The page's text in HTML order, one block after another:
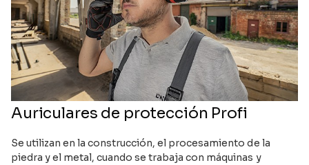
Auriculares de protección Profi
Se utilizan en la construcción, el procesamiento de la
piedra y el metal, cuando se trabaja con máquinas y